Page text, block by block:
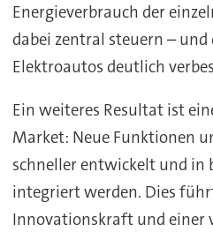
Energieverbrauch der
dabei zentral steuern – und
Elektroautos deutlich
Ein weiteres Resultat ist
Market: Neue Funktionen
schneller entwickelt und in
integriert werden. Dies
Innovationskraft und einer